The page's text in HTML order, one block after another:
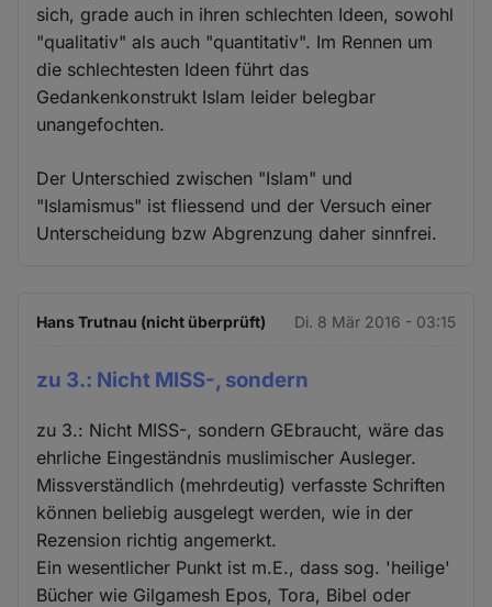
sich, grade auch in ihren schlechten Ideen, sowohl
"qualitativ" als auch "quantitativ". Im Rennen um
die schlechtesten Ideen führt das
Gedankenkonstrukt Islam leider belegbar
unangefochten.
Der Unterschied zwischen "Islam" und
"Islamismus" ist fliessend und der Versuch einer
Unterscheidung bzw Abgrenzung daher sinnfrei.
Hans Trutnau (nicht überprüft) Di. 8 Mär 2016 - 03:15
zu 3.: Nicht MISS-, sondern
zu 3.: Nicht MISS-, sondern GEbraucht, wäre das
ehrliche Eingeständnis muslimischer Ausleger.
Missverständlich (mehrdeutig) verfasste Schriften
können beliebig ausgelegt werden, wie in der
Rezension richtig angemerkt.
Ein wesentlicher Punkt ist m.E., dass sog. 'heilige'
Bücher wie Gilgamesh Epos, Tora, Bibel oder